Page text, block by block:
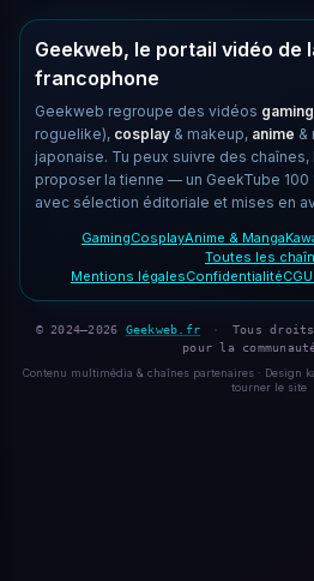
Geekweb, le portail vidéo de
francophone
Geekweb regroupe des vidéos gaming
roguelike), cosplay & makeup, anime &
japonaise. Tu peux suivre des
proposer la tienne — un GeekTube 100
avec sélection éditoriale et mises en
GamingCosplayAnime & Manga
Toutes les
Mentions légalesConfidentialitéCGU
© 2024–2026 Geekweb.fr · Tous
pour la
Contenu multimédia & chaînes partenaires · Design
tourner le site